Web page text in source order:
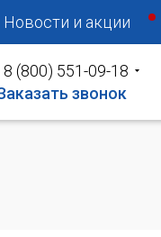
Новости и акции
8 (800) 551-09-18
звонок